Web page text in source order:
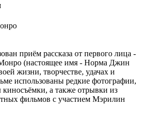
приём рассказа от первого лица -
(настоящее имя - Норма Джин
жизни, творчестве, удачах и
использованы редкие фотографии,
а также отрывки из
фильмов с участием Мэрилин